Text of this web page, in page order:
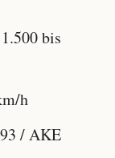
bis
h
/ AKE